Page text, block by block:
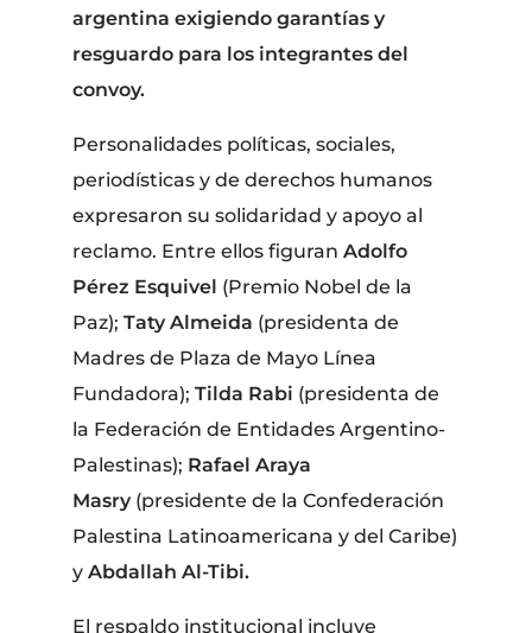
argentina exigiendo garantías y
resguardo para los integrantes del
convoy.
Personalidades políticas, sociales,
periodísticas y de derechos humanos
expresaron su solidaridad y apoyo al
reclamo. Entre ellos figuranAdolfo
Pérez Esquivel (Premio Nobel de la
Paz);Taty Almeida (presidenta de
Madres de Plaza de Mayo Línea
Fundadora);Tilda Rabi (presidenta de
la Federación de Entidades Argentino-
Palestinas); Rafael Araya
Masry (presidente de la Confederación
Palestina Latinoamericana y del Caribe)
yAbdallah Al-Tibi.
El respaldo institucional incluye